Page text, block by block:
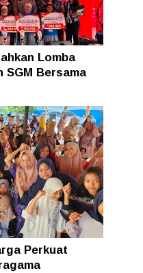
Lomba
SGM Bersama
Perkuat